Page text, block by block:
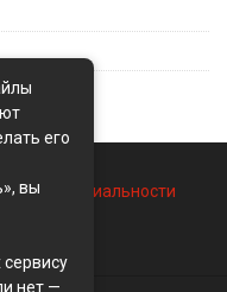
конфиденциальности
его
вы
нет —